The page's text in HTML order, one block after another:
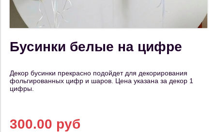
Бусинки белые на цифре
Декор бусинки прекрасно подойдет для декорирования
фольгированных цифр и шаров. Цена указана за декор 1
цифры.
300.00 руб